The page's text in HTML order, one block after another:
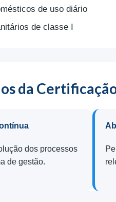
de uso diário
de classe I
da Certificação
dos processos
de gestão.